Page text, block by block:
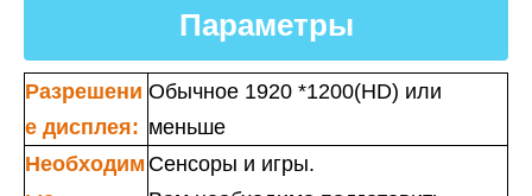
Параметры
Разрешени
е дисплея:
Обычное 1920 *1200(HD) или
меньше
Необходим Сенсоры и игры.